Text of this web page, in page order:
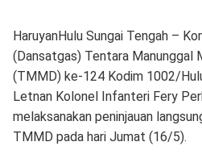
HaruyanHulu Sungai Tengah –
(Dansatgas) Tentara Manunggal
(TMMD) ke-124 Kodim 1002/
Letnan Kolonel Infanteri Fery
melaksanakan peninjauan
TMMD pada hari Jumat (16/5).